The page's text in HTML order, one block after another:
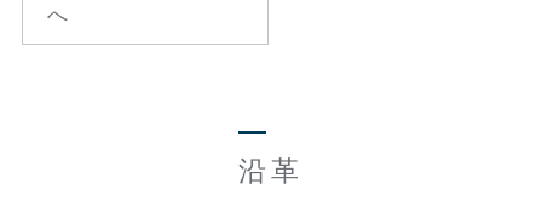
へ
沿革